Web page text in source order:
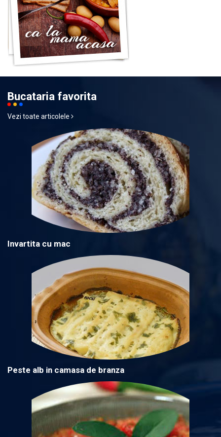
Bucataria favorita
Vezi toate articolele
Invartita cu mac
Peste alb in camasa de branza